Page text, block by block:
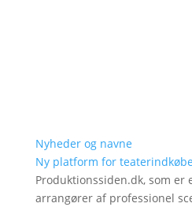
Nyheder og navne
Ny platform for
Produktionssiden.dk, som er
arrangører af professionel